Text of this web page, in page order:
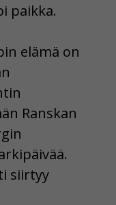
paikka.
elämä on
Ranskan
siirtyy